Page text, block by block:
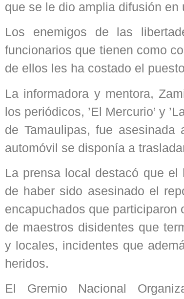
que se le dio amplia difusión
Los enemigos de las
funcionarios que tienen como
de ellos les ha costado el
La informadora y mentora,
los periódicos, ’El Mercurio’ y
de Tamaulipas, fue
automóvil se disponía a
La prensa local destacó que
de haber sido asesinado el
encapuchados que
de maestros disidentes que
y locales, incidentes que
heridos.
El Gremio Nacional